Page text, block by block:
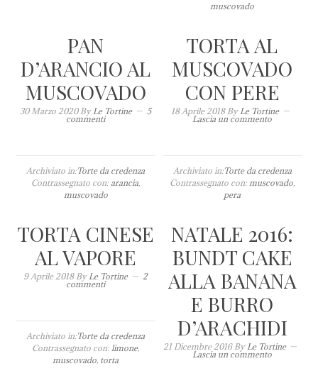
muscovado
PAN
D’ARANCIO AL
MUSCOVADO
30 Marzo 2020ByLe Tortine 5
commenti
Archiviato in:Torte da credenza
Contrassegnato con:arancia,
muscovado
TORTA AL
MUSCOVADO
CON PERE
18 Aprile 2018ByLe Tortine
Lascia un commento
Archiviato in:Torte da credenza
Contrassegnato con:muscovado,
pera
TORTA CINESE
AL VAPORE
9 Aprile 2018ByLe Tortine 2
commenti
Archiviato in:Torte da credenza
Contrassegnato con:limone,
muscovado, torta
NATALE 2016:
BUNDT CAKE
ALLA BANANA
E BURRO
D’ARACHIDI
21 Dicembre 2016ByLe Tortine
Lascia un commento